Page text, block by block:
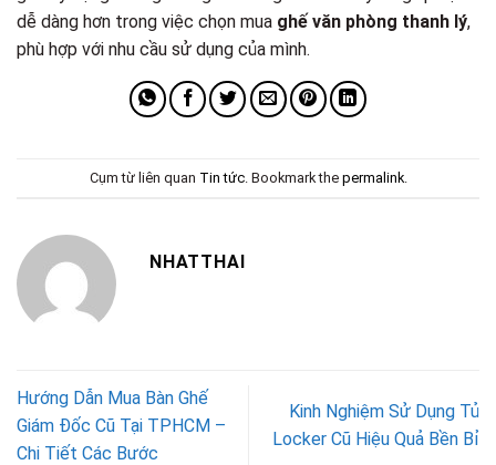
dễ dàng hơn trong việc chọn mua ghế văn phòng thanh lý,
phù hợp với nhu cầu sử dụng của mình.
Cụm từ liên quan Tin tức. Bookmark the permalink.
NHATTHAI
Hướng Dẫn Mua Bàn Ghế
Giám Đốc Cũ Tại TPHCM –
Chi Tiết Các Bước
Kinh Nghiệm Sử Dụng Tủ
Locker Cũ Hiệu Quả Bền Bỉ